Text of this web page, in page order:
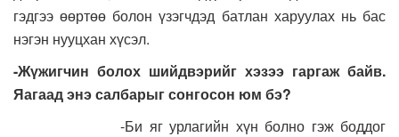
гэдгээ өөртөө болон үзэгчдэд батлан харуулах нь бас
нэгэн нууцхан хүсэл.
-Жүжигчин болох шийдвэрийг хэзээ гаргаж байв.
Яагаад энэ салбарыг сонгосон юм бэ?
-Би яг урлагийн хүн болно гэж боддог